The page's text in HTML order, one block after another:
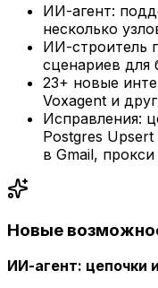
ИИ-агент:
несколько
ИИ-строитель
сценариев для
23+ новые
Voxagent и
Исправления:
Postgres
в Gmail,
Новые
ИИ-агент: цепочки